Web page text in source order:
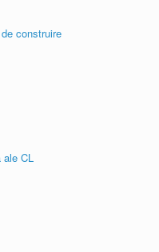
construire
ale CL